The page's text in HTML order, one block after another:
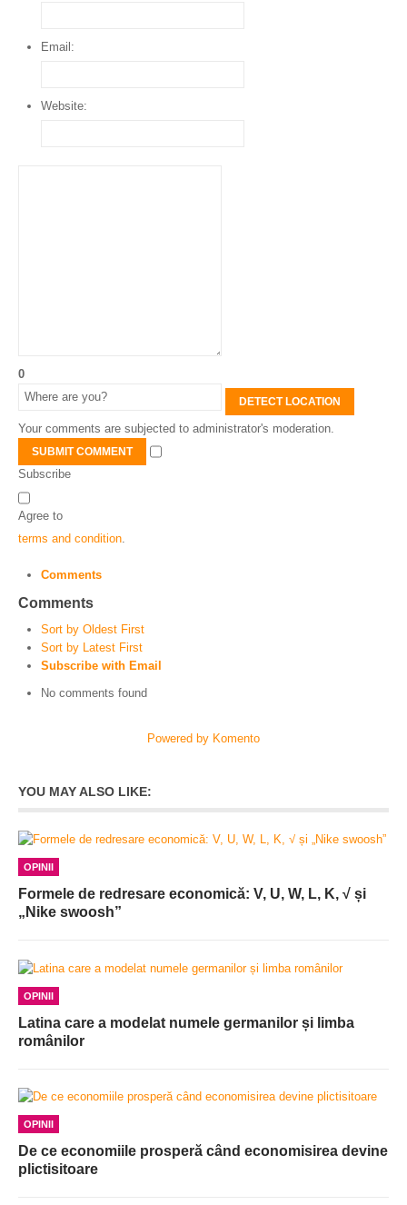
Email:
Website:
0
DETECT LOCATION
Your comments are subjected to administrator's moderation.
SUBMIT COMMENT
Subscribe
Agree to
terms and condition
Comments
Comments
Sort by Oldest First
Sort by Latest First
Subscribe with Email
No comments found
Powered by Komento
YOU MAY ALSO LIKE:
OPINII
Formele de redresare economică: V, U, W, L, K, √ și
„Nike swoosh”
OPINII
Latina care a modelat numele germanilor și limba
românilor
OPINII
De ce economiile prosperă când economisirea devine
plictisitoare